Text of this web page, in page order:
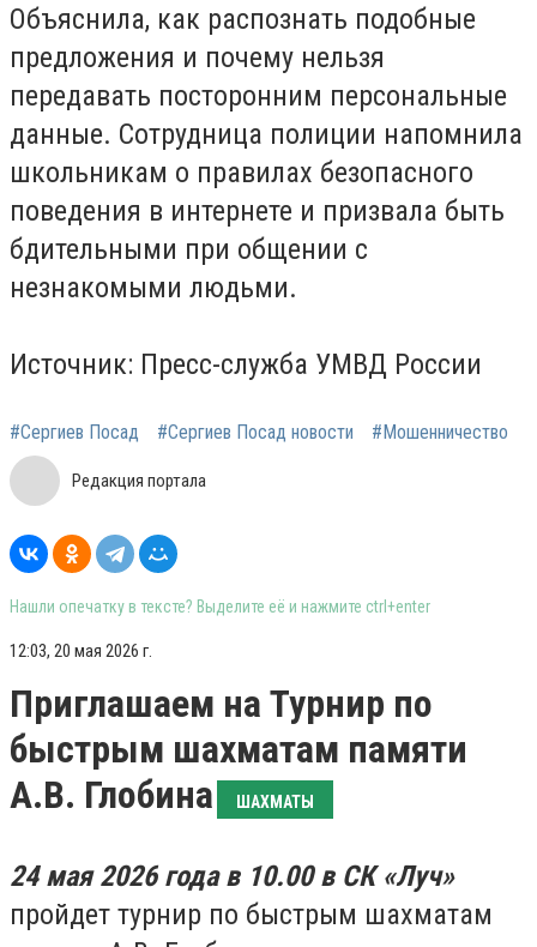
Объяснила, как распознать подобные
предложения и почему нельзя
передавать посторонним персональные
данные. Сотрудница полиции напомнила
школьникам о правилах безопасного
поведения в интернете и призвала быть
бдительными при общении с
незнакомыми людьми.
Источник: Пресс-служба УМВД России
#Сергиев Посад #Сергиев Посад новости #Мошенничество
Редакция портала
Нашли опечатку в тексте? Выделите её и нажмите ctrl+enter
12:03, 20 мая 2026 г.
Приглашаем на Турнир по
быстрым шахматам памяти
А.В. Глобина
ШАХМАТЫ
24 мая 2026 года в 10.00 в СК «Луч»
пройдет турнир по быстрым шахматам